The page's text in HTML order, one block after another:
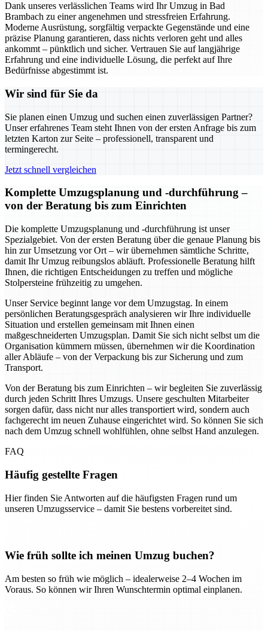
Dank unseres verlässlichen Teams wird Ihr Umzug in Bad
Brambach zu einer angenehmen und stressfreien Erfahrung.
Moderne Ausrüstung, sorgfältig verpackte Gegenstände und eine
präzise Planung garantieren, dass nichts verloren geht und alles
ankommt – pünktlich und sicher. Vertrauen Sie auf langjährige
Erfahrung und eine individuelle Lösung, die perfekt auf Ihre
Bedürfnisse abgestimmt ist.
Wir sind für Sie da
Sie planen einen Umzug und suchen einen zuverlässigen Partner?
Unser erfahrenes Team steht Ihnen von der ersten Anfrage bis zum
letzten Karton zur Seite – professionell, transparent und
termingerecht.
Jetzt schnell vergleichen
Komplette Umzugsplanung und -durchführung –
von der Beratung bis zum Einrichten
Die komplette Umzugsplanung und -durchführung ist unser
Spezialgebiet. Von der ersten Beratung über die genaue Planung bis
hin zur Umsetzung vor Ort – wir übernehmen sämtliche Schritte,
damit Ihr Umzug reibungslos abläuft. Professionelle Beratung hilft
Ihnen, die richtigen Entscheidungen zu treffen und mögliche
Stolpersteine frühzeitig zu umgehen.
Unser Service beginnt lange vor dem Umzugstag. In einem
persönlichen Beratungsgespräch analysieren wir Ihre individuelle
Situation und erstellen gemeinsam mit Ihnen einen
maßgeschneiderten Umzugsplan. Damit Sie sich nicht selbst um die
Organisation kümmern müssen, übernehmen wir die Koordination
aller Abläufe – von der Verpackung bis zur Sicherung und zum
Transport.
Von der Beratung bis zum Einrichten – wir begleiten Sie zuverlässig
durch jeden Schritt Ihres Umzugs. Unsere geschulten Mitarbeiter
sorgen dafür, dass nicht nur alles transportiert wird, sondern auch
fachgerecht im neuen Zuhause eingerichtet wird. So können Sie sich
nach dem Umzug schnell wohlfühlen, ohne selbst Hand anzulegen.
FAQ
Häufig gestellte Fragen
Hier finden Sie Antworten auf die häufigsten Fragen rund um
unseren Umzugsservice – damit Sie bestens vorbereitet sind.
Wie früh sollte ich meinen Umzug buchen?
Am besten so früh wie möglich – idealerweise 2–4 Wochen im
Voraus. So können wir Ihren Wunschtermin optimal einplanen.